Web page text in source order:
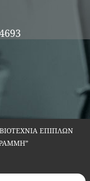
ΒΙΟΤΕΧΝΙΑ ΕΠΙΠΛΩΝ